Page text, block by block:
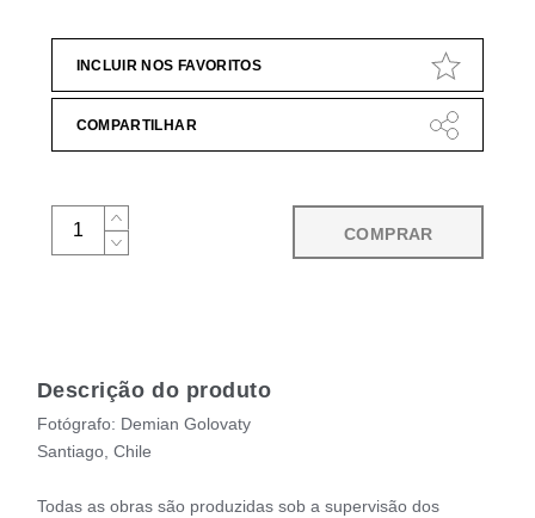
INCLUIR NOS FAVORITOS
COMPARTILHAR
COMPRAR
Descrição do produto
Fotógrafo: Demian Golovaty
Santiago, Chile
Todas as obras são produzidas sob a supervisão dos